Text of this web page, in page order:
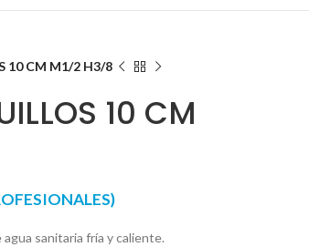
10 CM M1/2 H3/8
10 CM
sanitaria fría y caliente.